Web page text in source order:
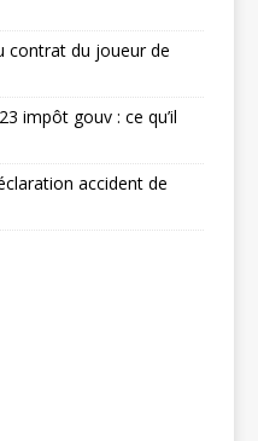
contrat du joueur de
impôt gouv : ce qu’il
accident de